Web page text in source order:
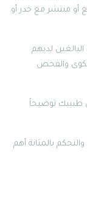
أو منتشر مع خدر أو
لديهم
والفحص
توضيحاً
بالمثانة أهم